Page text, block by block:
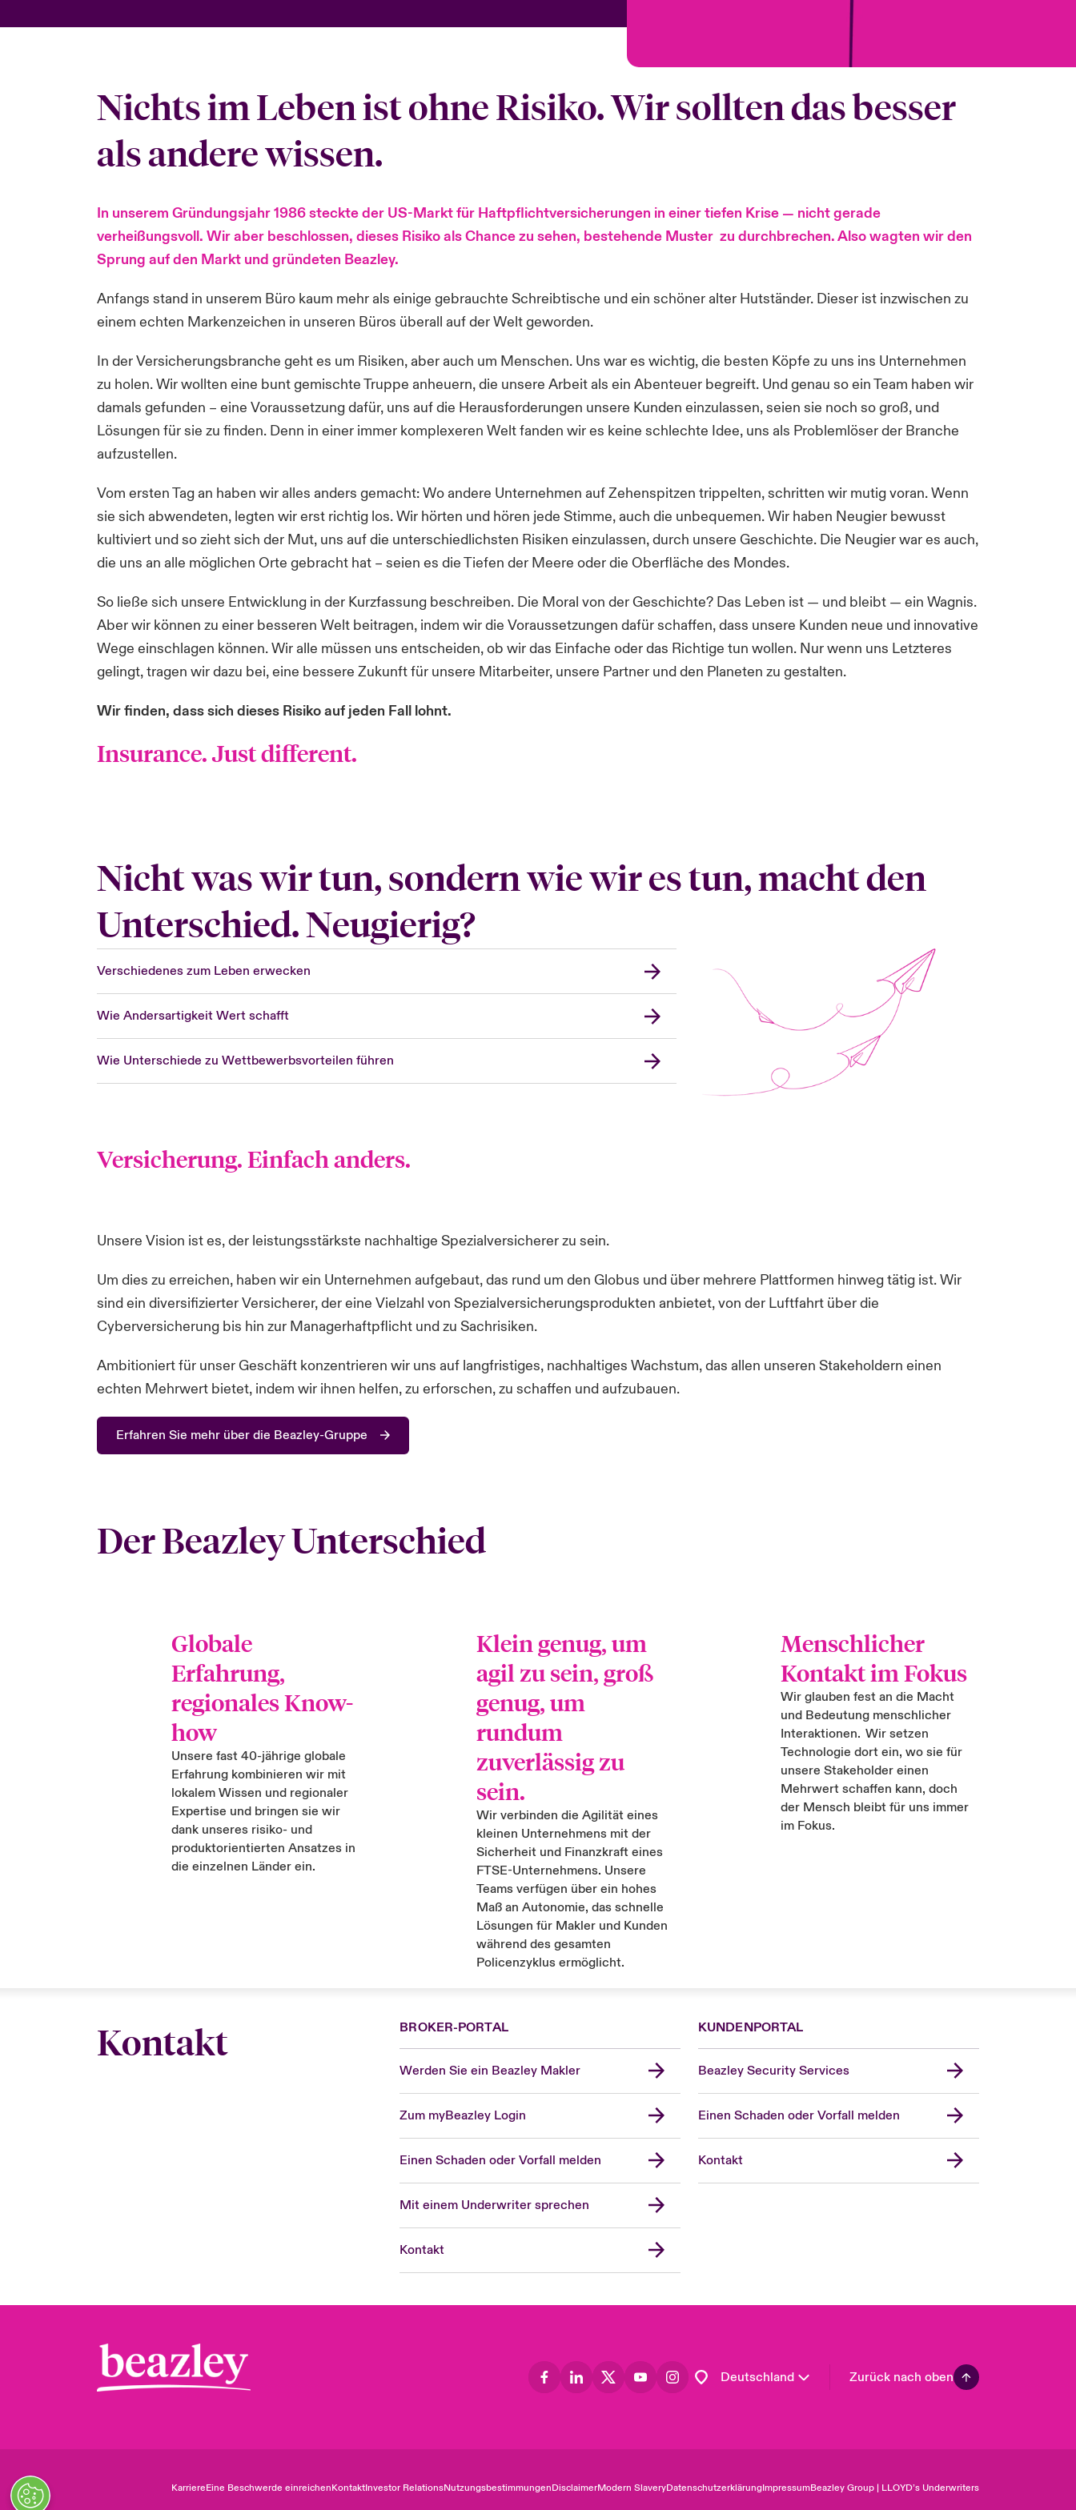
Nichts im Leben ist ohne Risiko. Wir sollten das besser
als andere wissen.
In unserem Gründungsjahr 1986 steckte der US-Markt für Haftpflichtversicherungen in einer tiefen Krise — nicht gerade
verheißungsvoll. Wir aber beschlossen, dieses Risiko als Chance zu sehen, bestehende Muster zu durchbrechen. Also wagten wir den
Sprung auf den Markt und gründeten Beazley.
Anfangs stand in unserem Büro kaum mehr als einige gebrauchte Schreibtische und ein schöner alter Hutständer. Dieser ist inzwischen zu
einem echten Markenzeichen in unseren Büros überall auf der Welt geworden.
In der Versicherungsbranche geht es um Risiken, aber auch um Menschen. Uns war es wichtig, die besten Köpfe zu uns ins Unternehmen
zu holen. Wir wollten eine bunt gemischte Truppe anheuern, die unsere Arbeit als ein Abenteuer begreift. Und genau so ein Team haben wir
damals gefunden – eine Voraussetzung dafür, uns auf die Herausforderungen unsere Kunden einzulassen, seien sie noch so groß, und
Lösungen für sie zu finden. Denn in einer immer komplexeren Welt fanden wir es keine schlechte Idee, uns als Problemlöser der Branche
aufzustellen.
Vom ersten Tag an haben wir alles anders gemacht: Wo andere Unternehmen auf Zehenspitzen trippelten, schritten wir mutig voran. Wenn
sie sich abwendeten, legten wir erst richtig los. Wir hörten und hören jede Stimme, auch die unbequemen. Wir haben Neugier bewusst
kultiviert und so zieht sich der Mut, uns auf die unterschiedlichsten Risiken einzulassen, durch unsere Geschichte. Die Neugier war es auch,
die uns an alle möglichen Orte gebracht hat – seien es die Tiefen der Meere oder die Oberfläche des Mondes.
So ließe sich unsere Entwicklung in der Kurzfassung beschreiben. Die Moral von der Geschichte? Das Leben ist — und bleibt — ein Wagnis.
Aber wir können zu einer besseren Welt beitragen, indem wir die Voraussetzungen dafür schaffen, dass unsere Kunden neue und innovative
Wege einschlagen können. Wir alle müssen uns entscheiden, ob wir das Einfache oder das Richtige tun wollen. Nur wenn uns Letzteres
gelingt, tragen wir dazu bei, eine bessere Zukunft für unsere Mitarbeiter, unsere Partner und den Planeten zu gestalten.
Wir finden, dass sich dieses Risiko auf jeden Fall lohnt.
Insurance. Just different.
Nicht was wir tun, sondern wie wir es tun, macht den
Unterschied. Neugierig?
Verschiedenes zum Leben erwecken
Wie Andersartigkeit Wert schafft
Wie Unterschiede zu Wettbewerbsvorteilen führen
Versicherung. Einfach anders.
Unsere Vision ist es, der leistungsstärkste nachhaltige Spezialversicherer zu sein.
Um dies zu erreichen, haben wir ein Unternehmen aufgebaut, das rund um den Globus und über mehrere Plattformen hinweg tätig ist. Wir
sind ein diversifizierter Versicherer, der eine Vielzahl von Spezialversicherungsprodukten anbietet, von der Luftfahrt über die
Cyberversicherung bis hin zur Managerhaftpflicht und zu Sachrisiken.
Ambitioniert für unser Geschäft konzentrieren wir uns auf langfristiges, nachhaltiges Wachstum, das allen unseren Stakeholdern einen
echten Mehrwert bietet, indem wir ihnen helfen, zu erforschen, zu schaffen und aufzubauen.
Erfahren Sie mehr über die Beazley-Gruppe
Der Beazley Unterschied
Globale
Erfahrung,
regionales Know-
how
Unsere fast 40-jährige globale
Erfahrung kombinieren wir mit
lokalem Wissen und regionaler
Expertise und bringen sie wir
dank unseres risiko- und
produktorientierten Ansatzes in
die einzelnen Länder ein.
Klein genug, um
agil zu sein, groß
genug, um
rundum
zuverlässig zu
sein.
Wir verbinden die Agilität eines
kleinen Unternehmens mit der
Sicherheit und Finanzkraft eines
FTSE-Unternehmens. Unsere
Teams verfügen über ein hohes
Maß an Autonomie, das schnelle
Lösungen für Makler und Kunden
während des gesamten
Policenzyklus ermöglicht.
Menschlicher
Kontakt im Fokus
Wir glauben fest an die Macht
und Bedeutung menschlicher
Interaktionen. Wir setzen
Technologie dort ein, wo sie für
unsere Stakeholder einen
Mehrwert schaffen kann, doch
der Mensch bleibt für uns immer
im Fokus.
Kontakt BROKER-PORTAL
Werden Sie ein Beazley Makler
Zum myBeazley Login
Einen Schaden oder Vorfall melden
Mit einem Underwriter sprechen
Kontakt
KUNDENPORTAL
Beazley Security Services
Einen Schaden oder Vorfall melden
Kontakt
Deutschland
United Kingdom
Zurück nach oben
KarriereEine Beschwerde einreichenKontaktInvestor RelationsNutzungsbestimmungenDisclaimerModern SlaveryDatenschutzerklärungImpressumBeazley Group | LLOYD’s Underwriters